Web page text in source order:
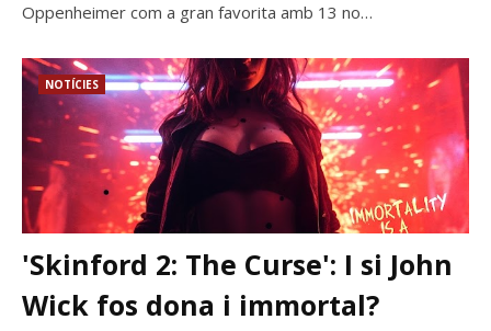
Oppenheimer com a gran favorita amb 13 no…
NOTÍCIES
'Skinford 2: The Curse': I si John
Wick fos dona i immortal?